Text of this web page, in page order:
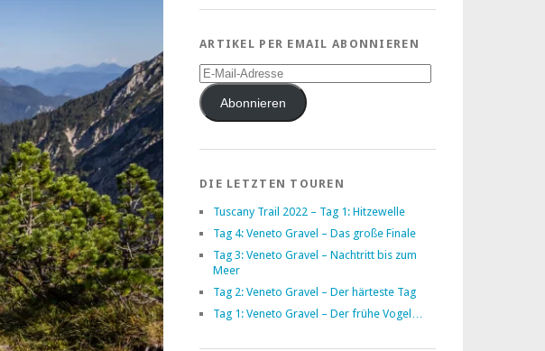
ARTIKEL PER EMAIL ABONNIEREN
E-
Mail-
AdresseAbonnieren
DIE LETZTEN TOUREN
Tuscany Trail 2022 – Tag 1: Hitzewelle
Tag 4: Veneto Gravel – Das große Finale
Tag 3: Veneto Gravel – Nachtritt bis zum
Meer
Tag 2: Veneto Gravel – Der härteste Tag
Tag 1: Veneto Gravel – Der frühe Vogel…